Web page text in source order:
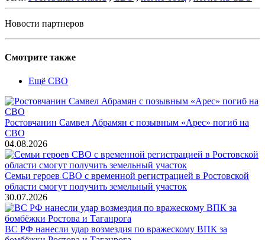
Новости партнеров
Смотрите также
Ещё СВО
Ростовчанин Самвел Абрамян с позывным «Арес» погиб на
СВО
04.08.2026
Семьи героев СВО с временной регистрацией в Ростовской
области смогут получить земельный участок
30.07.2026
ВС РФ нанесли удар возмездия по вражескому ВПК за